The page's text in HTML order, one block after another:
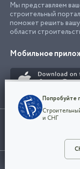
Мы представляем
строительный
поможет решить
области
Мобильное
Использование сайта, в
марки представленные
Мы используем
наш сайт удобным
Политикой
и принимаете
Попробуйте
и СНГ